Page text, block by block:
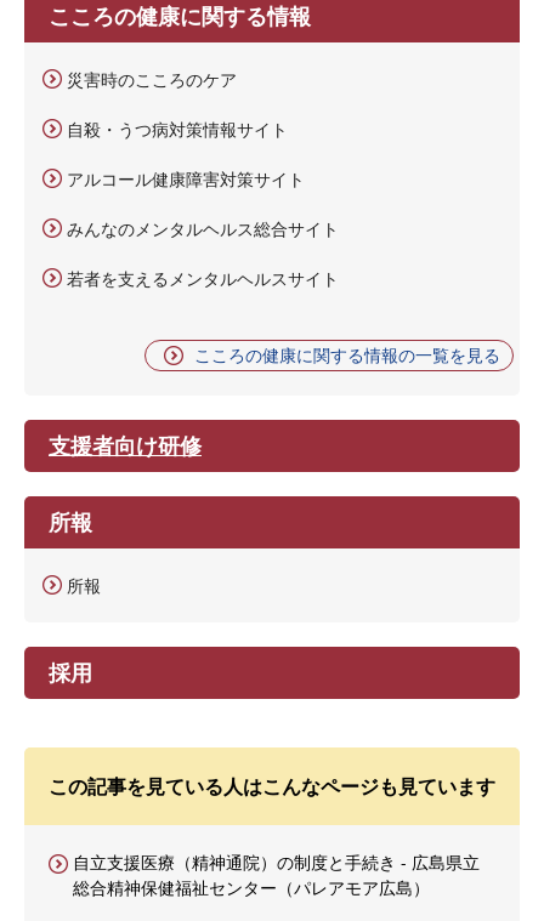
こころの健康に関する情報
災害時のこころのケア
自殺・うつ病対策情報サイト
アルコール健康障害対策サイト
みんなのメンタルヘルス総合サイト
若者を支えるメンタルヘルスサイト
こころの健康に関する情報の一覧を見る
支援者向け研修
所報
所報
採用
この記事を見ている人はこんなページも見ています
自立支援医療（精神通院）の制度と手続き - 広島県立
総合精神保健福祉センター（パレアモア広島）